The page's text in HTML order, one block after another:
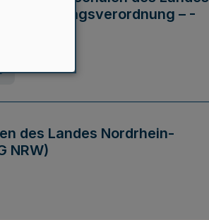
– -
des Landes Nordrhein-
NRW)